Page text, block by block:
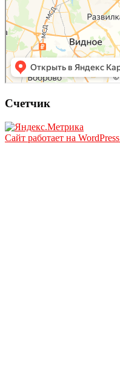
Счетчик
Сайт работает на WordPress